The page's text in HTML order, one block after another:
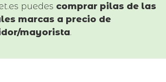
puedes comprar pilas de las
marcas a precio de
mayorista.